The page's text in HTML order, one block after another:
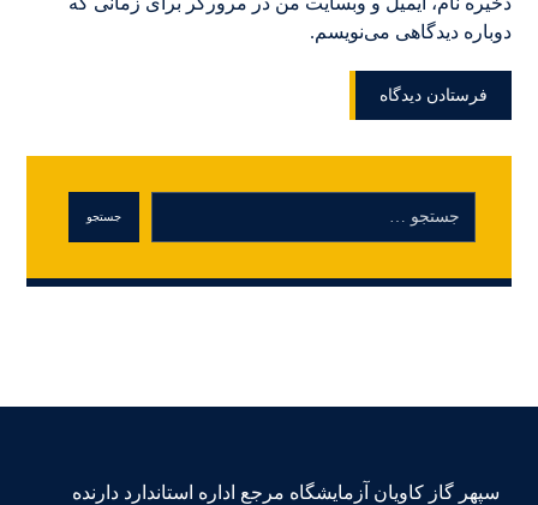
دوباره دیدگاهی می‌نویسم.
سپهر گاز کاویان آزمایشگاه مرجع اداره استاندارد دارنده